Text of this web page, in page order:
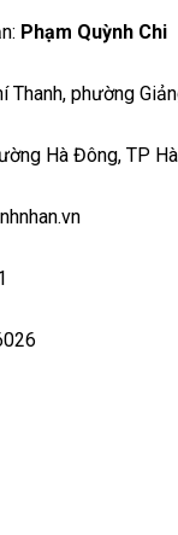
Phạm Quỳnh Chi
Thanh, phường
Hà Đông, TP